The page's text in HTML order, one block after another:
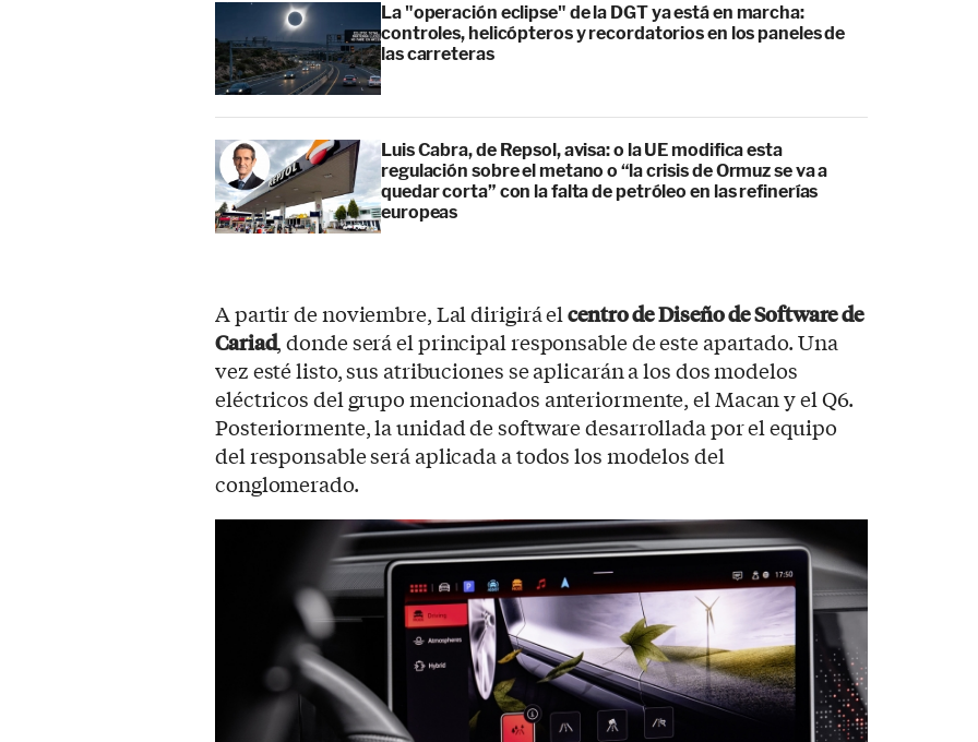
La "operación eclipse" de la DGT ya está en marcha:
controles, helicópteros y recordatorios en los paneles de
las carreteras
Luis Cabra, de Repsol, avisa: o la UE modifica esta
regulación sobre el metano o “la crisis de Ormuz se va a
quedar corta” con la falta de petróleo en las refinerías
europeas
A partir de noviembre, Lal dirigirá elcentro de Diseño de Software de
Cariad, donde será el principal responsable de este apartado. Una
vez esté listo, sus atribuciones se aplicarán a los dos modelos
eléctricos del grupo mencionados anteriormente, el Macan y el Q6.
Posteriormente, la unidad de software desarrollada por el equipo
del responsable será aplicada a todos los modelos del
conglomerado.